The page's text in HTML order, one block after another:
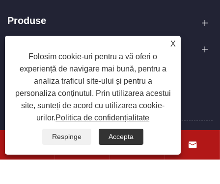
Produse
URMAȚI-NE
Copyright © 2025 Zhejiang Hanxin Cookware Co., Ltd. Toate
LinksSitemapRSSXMLPolitica de confidențialitate
 
X
Folosim cookie-uri pentru a vă oferi o
experiență de navigare mai bună, pentru a
analiza traficul site-ului și pentru a
personaliza conținutul. Prin utilizarea acestui
site, sunteți de acord cu utilizarea cookie-
urilor.Politica de confidențialitate
Respinge Accepta